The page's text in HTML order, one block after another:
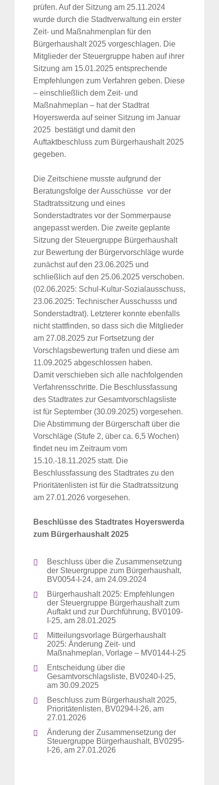
prüfen. Auf der Sitzung am 25.11.2024
wurde durch die Stadtverwaltung ein erster
Zeit- und Maßnahmenplan für den
Bürgerhaushalt 2025 vorgeschlagen. Die
Mitglieder der Steuergruppe haben auf ihrer
Sitzung am 15.01.2025 entsprechende
Empfehlungen zum Verfahren geben. Diese
– einschließlich dem Zeit- und
Maßnahmeplan – hat der Stadtrat
Hoyerswerda auf seiner Sitzung im Januar
2025 bestätigt und damit den
Auftaktbeschluss zum Bürgerhaushalt 2025
gegeben.
Die Zeitschiene musste aufgrund der
Beratungsfolge der Ausschüsse vor der
Stadtratssitzung und eines
Sonderstadtrates vor der Sommerpause
angepasst werden. Die zweite geplante
Sitzung der Steuergruppe Bürgerhaushalt
zur Bewertung der Bürgervorschläge wurde
zunächst auf den 23.06.2025 und
schließlich auf den 25.06.2025 verschoben.
(02.06.2025: Schul-Kultur-Sozialausschuss,
23.06.2025: Technischer Ausschusss und
Sonderstadtrat). Letzterer konnte ebenfalls
nicht stattfinden, so dass sich die Mitglieder
am 27.08.2025 zur Fortsetzung der
Vorschlagsbewertung trafen und diese am
11.09.2025 abgeschlossen haben.
Damit verschieben sich alle nachfolgenden
Verfahrensschritte. Die Beschlussfassung
des Stadtrates zur Gesamtvorschlagsliste
ist für September (30.09.2025) vorgesehen.
Die Abstimmung der Bürgerschaft über die
Vorschläge (Stufe 2, über ca. 6,5 Wochen)
findet neu im Zeitraum vom
15.10.-18.11.2025 statt. Die
Beschlussfassung des Stadtrates zu den
Prioritätenlisten ist für die Stadtratssitzung
am 27.01.2026 vorgesehen.
Beschlüsse des Stadtrates Hoyerswerda
zum Bürgerhaushalt 2025
Beschluss über die Zusammensetzung
der Steuergruppe zum Bürgerhaushalt,
BV0054-I-24, am 24.09.2024
Bürgerhaushalt 2025: Empfehlungen
der Steuergruppe Bürgerhaushalt zum
Auftakt und zur Durchführung, BV0109-
I-25, am 28.01.2025
Mitteilungsvorlage Bürgerhaushalt
2025: Änderung Zeit- und
Maßnahmeplan, Vorlage – MV0144-I-25
Entscheidung über die
Gesamtvorschlagsliste, BV0240-I-25,
am 30.09.2025
Beschluss zum Bürgerhaushalt 2025,
Prioritätenlisten, BV0294-I-26, am
27.01.2026
Änderung der Zusammensetzung der
Steuergruppe Bürgerhaushalt, BV0295-
I-26, am 27.01.2026